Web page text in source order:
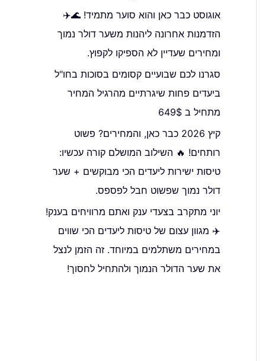
אוגוסט כבר כאן והוא סוער מתמיד! 🌊✈️
הזדמנות אחרונה ליהנות משער דולר נמוך
ומחירים שעדיין לא הספיקו לקפוץ.
סגרנו לכם שבועיים קסומים בסוכות בחו"ל
ביעדים פחות שיגרתיים מהרגיל המחיר
מתחיל ב 649$
קיץ 2026 כבר כאן, והמחירים? פשוט
רותחים! 🔥 השילוב המושלם קורה עכשיו:
טיסות ישירות ליעדים הכי מבוקשים + שער
דולר נמוך שפשוט חבל לפספס.
יוני מתקרב בצעדי ענק ואתם מרוויחים בענק!
✈️ מגוון עצום של טיסות ליעדים הכי שווים
במחירים משתלמים במיוחד. זה הזמן לנצל
את שער הדולר הנמוך ולהתחיל לחסוך!